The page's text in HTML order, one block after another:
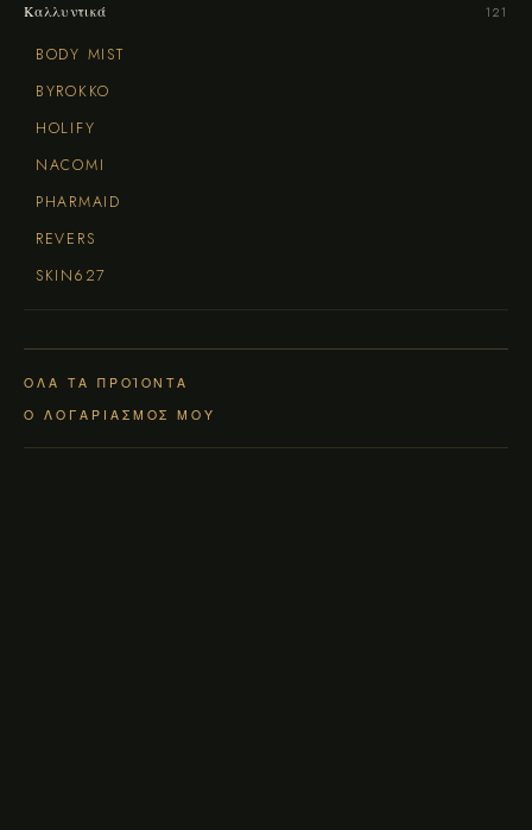
Καλλυντικά 121
BODY MIST
BYROKKO
HOLIFY
NACOMI
PHARMAID
REVERS
SKIN627
ΌΛΑ ΤΑ ΠΡΟΪΌΝΤΑ
Ο ΛΟΓΑΡΙΑΣΜΌΣ ΜΟΥ